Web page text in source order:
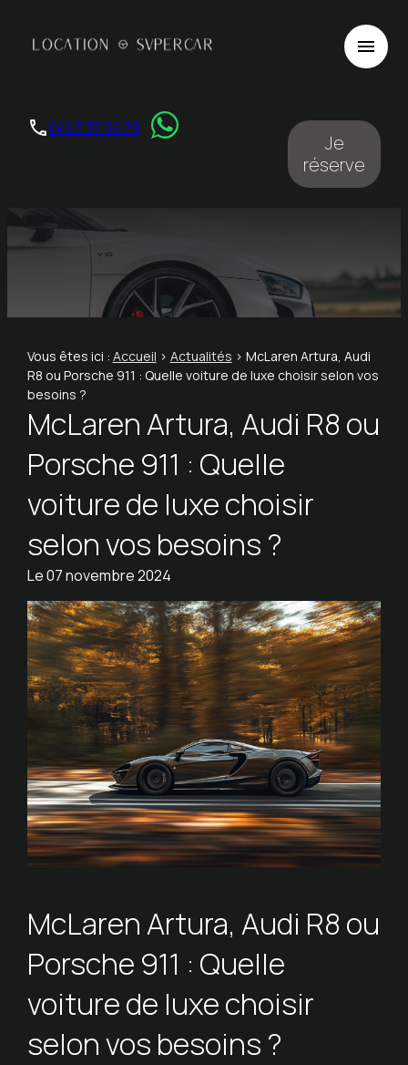
menu
phone0493 37 09 79
Je
réserve
Vous êtes ici : Accueil > Actualités > McLaren Artura, Audi
R8 ou Porsche 911 : Quelle voiture de luxe choisir selon vos
besoins ?
McLaren Artura, Audi R8 ou
Porsche 911 : Quelle
voiture de luxe choisir
selon vos besoins ?
Le07 novembre 2024
McLaren Artura, Audi R8 ou
Porsche 911 : Quelle
voiture de luxe choisir
selon vos besoins ?